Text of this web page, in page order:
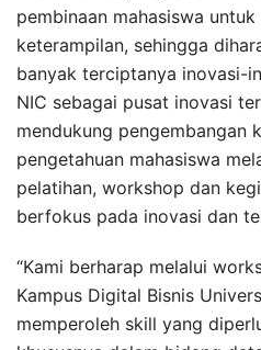
pembinaan mahasiswa
keterampilan, sehingga
banyak terciptanya inovasi-
NIC sebagai pusat inovasi
mendukung pengembangan
pengetahuan mahasiswa
pelatihan, workshop dan
berfokus pada inovasi dan
“Kami berharap melalui
Kampus Digital Bisnis
memperoleh skill yang